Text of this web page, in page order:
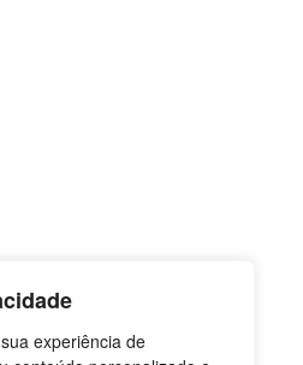
experiência de